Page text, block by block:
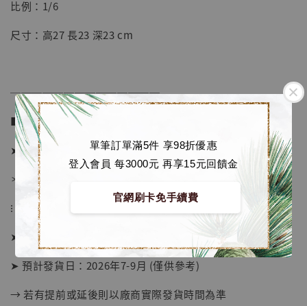
單筆訂單滿5件 享98折優惠
登入會員 每3000元 再享15元回饋金
官網刷卡免手續費
【店內現貨】七龍珠 系列蒐藏雕像 悟空 鳥山
NT$ 4,280
加入購物車
加購優惠【海賊王 布魯克達摩 [7STARS Studio]】
比例：1/6
尺寸：高27 長23 深23 cm
──────────────
■ 販售資訊：
➤ 價格 4980元 (訂金2380)
＊ 國際運費另計
⁝
➤ 預購截止日：待工作室通知
➤ 預計發貨日：2026年7-9月 (僅供參考)
→ 若有提前或延後則以廠商實際發貨時間為準